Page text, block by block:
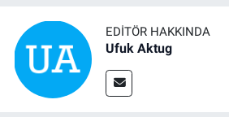
EDITÖR HAKKINDA
Ufuk Aktug